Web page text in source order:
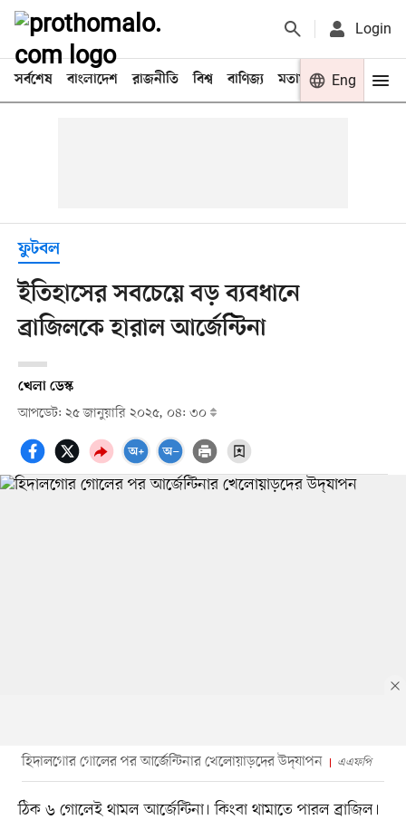
Login
সর্বশেষ বাংলাদেশ রাজনীতি বিশ্ব বাণিজ্য মতামত খেলা
Eng
ফুটবল
ইতিহাসের সবচেয়ে বড় ব্যবধানে
ব্রাজিলকে হারাল আর্জেন্টিনা
খেলা ডেস্ক
আপডেট: ২৫ জানুয়ারি ২০২৫, ০৪: ৩০
হিদালগোর গোলের পর আর্জেন্টিনার খেলোয়াড়দের উদ্‌যাপন এএফপি
ঠিক ৬ গোলেই থামল আর্জেন্টিনা। কিংবা থামাতে পারল ব্রাজিল।